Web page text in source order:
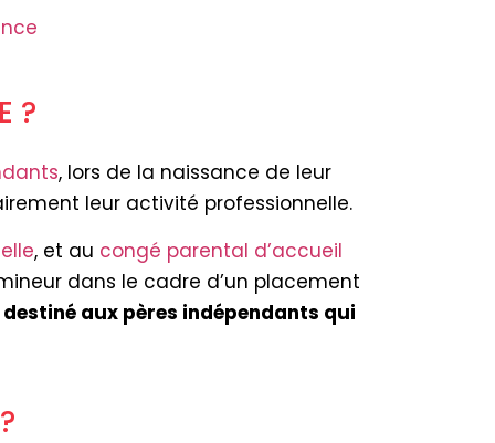
?
, lors de la naissance de leur
leur activité professionnelle.
, et au congé parental d’accueil
dans le cadre d’un placement
aux pères indépendants qui